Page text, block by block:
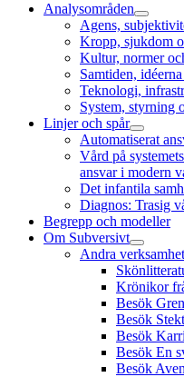
Analysområden
öppna
meny
Agens,
Kropp, sjukdom
Kultur, normer
Samtiden,
Teknologi,
System, styrning
Linjer och spår
öppna
meny
Automatiserat
Vård på
ansvar i modern
Det infantila
Diagnos: Trasig
Begrepp och modeller
Om Subversivt
öppna
meny
Andra
Krönikor
Besök
Besök
Besök
Besök En
Besök